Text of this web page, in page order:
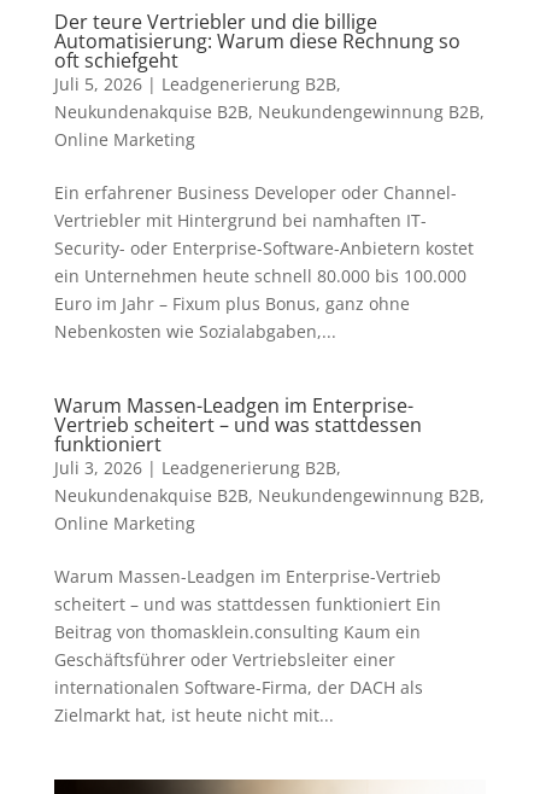
Der teure Vertriebler und die billige
Automatisierung: Warum diese Rechnung so
oft schiefgeht
Juli 5, 2026| Leadgenerierung B2B,
Neukundenakquise B2B, Neukundengewinnung B2B,
Online Marketing
Ein erfahrener Business Developer oder Channel-
Vertriebler mit Hintergrund bei namhaften IT-
Security- oder Enterprise-Software-Anbietern kostet
ein Unternehmen heute schnell 80.000 bis 100.000
Euro im Jahr – Fixum plus Bonus, ganz ohne
Nebenkosten wie Sozialabgaben,...
Warum Massen-Leadgen im Enterprise-
Vertrieb scheitert – und was stattdessen
funktioniert
Juli 3, 2026| Leadgenerierung B2B,
Neukundenakquise B2B, Neukundengewinnung B2B,
Online Marketing
Warum Massen-Leadgen im Enterprise-Vertrieb
scheitert – und was stattdessen funktioniert Ein
Beitrag von thomasklein.consulting Kaum ein
Geschäftsführer oder Vertriebsleiter einer
internationalen Software-Firma, der DACH als
Zielmarkt hat, ist heute nicht mit...